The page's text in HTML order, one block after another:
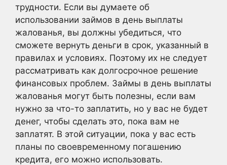
трудности. Если вы думаете об
использовании займов в день выплаты
жалованья, вы должны убедиться, что
сможете вернуть деньги в срок, указанный в
правилах и условиях. Поэтому их не следует
рассматривать как долгосрочное решение
финансовых проблем. Займы в день выплаты
жалованья могут быть полезны, если вам
нужно за что-то заплатить, но у вас не будет
денег, чтобы сделать это, пока вам не
заплатят. В этой ситуации, пока у вас есть
планы по своевременному погашению
кредита, его можно использовать.